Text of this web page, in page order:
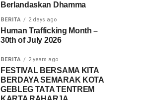
Berlandaskan Dhamma
BERITA 2 days ago
Human Trafficking Month –
30th of July 2026
BERITA 2 years ago
FESTIVAL BERSAMA KITA
BERDAYA SEMARAK KOTA
GEBLEG TATA TENTREM